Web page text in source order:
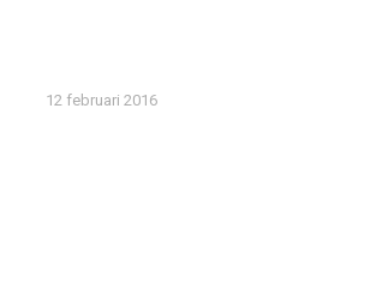
12 februari 2016